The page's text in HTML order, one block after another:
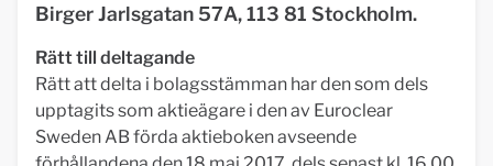
Birger Jarlsgatan 57A, 113 81 Stockholm.
Rätt till deltagande
Rätt att delta i bolagsstämman har den som dels
upptagits som aktieägare i den av Euroclear
Sweden AB förda aktieboken avseende